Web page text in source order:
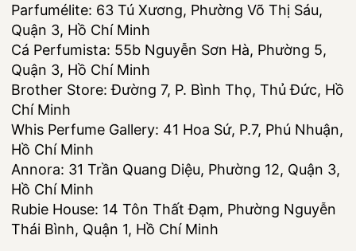
Parfumélite: 63 Tú Xương, Phường Võ Thị Sáu,
Quận 3, Hồ Chí Minh
Cá Perfumista: 55b Nguyễn Sơn Hà, Phường 5,
Quận 3, Hồ Chí Minh
Brother Store: Đường 7, P. Bình Thọ, Thủ Đức, Hồ
Chí Minh
Whis Perfume Gallery: 41 Hoa Sứ, P.7, Phú Nhuận,
Hồ Chí Minh
Annora: 31 Trần Quang Diệu, Phường 12, Quận 3,
Hồ Chí Minh
Rubie House: 14 Tôn Thất Đạm, Phường Nguyễn
Thái Bình, Quận 1, Hồ Chí Minh